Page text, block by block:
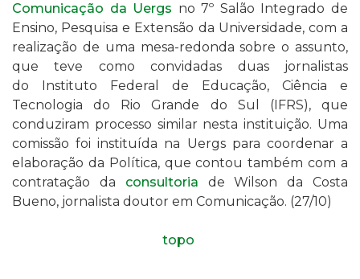
Comunicação da Uergs no 7º Salão Integrado de
Ensino, Pesquisa e Extensão da Universidade, com a
realização de uma mesa-redonda sobre o assunto,
que teve como convidadas duas jornalistas
do Instituto Federal de Educação, Ciência e
Tecnologia do Rio Grande do Sul (IFRS), que
conduziram processo similar nesta instituição. Uma
comissão foi instituída na Uergs para coordenar a
elaboração da Política, que contou também com a
contratação da consultoria deWilson da Costa
Bueno, jornalista doutor em Comunicação. (27/10)
topo